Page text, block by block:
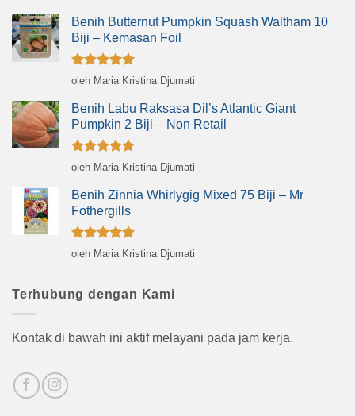
Benih Butternut Pumpkin Squash Waltham 10
Biji – Kemasan Foil
Dinilai5
oleh Maria Kristina Djumati
Benih Labu Raksasa Dil’s Atlantic Giant
Pumpkin 2 Biji – Non Retail
Dinilai5
oleh Maria Kristina Djumati
Benih Zinnia Whirlygig Mixed 75 Biji – Mr
Fothergills
Dinilai5
oleh Maria Kristina Djumati
Terhubung dengan Kami
Kontak di bawah ini aktif melayani pada jam kerja.